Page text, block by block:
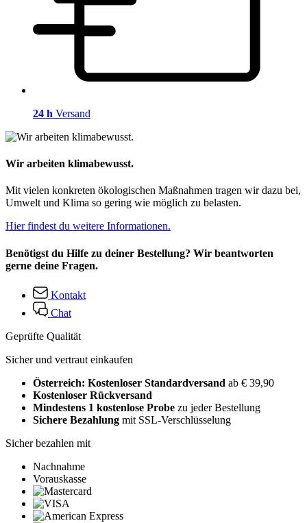
24 h Versand
Wir arbeiten klimabewusst.
Mit vielen konkreten ökologischen Maßnahmen tragen wir dazu bei,
Umwelt und Klima so gering wie möglich zu belasten.
Hier findest du weitere Informationen.
Benötigst du Hilfe zu deiner Bestellung? Wir beantworten
gerne deine Fragen.
Kontakt
Chat
Geprüfte Qualität
Sicher und vertraut einkaufen
Österreich: Kostenloser Standardversand ab € 39,90
Kostenloser Rückversand
Mindestens 1 kostenlose Probe zu jeder Bestellung
Sichere Bezahlung mit SSL-Verschlüsselung
Sicher bezahlen mit
Nachnahme
Vorauskasse